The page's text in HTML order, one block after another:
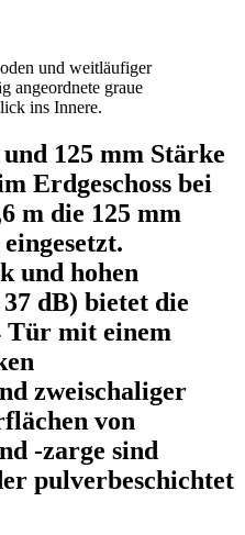
125 mm Stärke
Erdgeschoss bei
m die 125 mm
und hohen
dB) bietet die
Tür mit einem
zweischaliger
von
-zarge sind
pulverbeschichtet